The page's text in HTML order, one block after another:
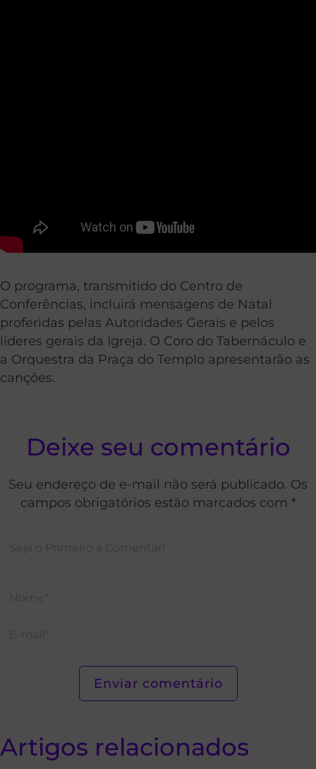
O programa, transmitido do Centro de
Conferências, incluirá mensagens de Natal
proferidas pelas Autoridades Gerais e pelos
líderes gerais da Igreja. O Coro do Tabernáculo e
a Orquestra da Praça do Templo apresentarão as
canções.
Deixe seu comentário
Seu endereço de e-mail não será publicado. Os
campos obrigatórios estão marcados com *
Artigos relacionados